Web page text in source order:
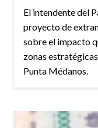
El intendente del
proyecto de
sobre el impacto
zonas
Punta Médanos.